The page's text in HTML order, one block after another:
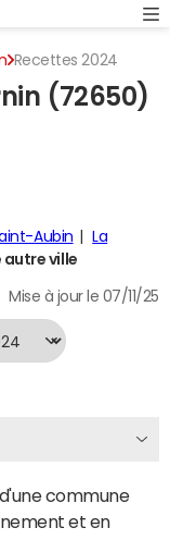
Recettes 2024
(72650)
Aubin
La
autre ville
Mise à jour le 07/11/25
commune
et en